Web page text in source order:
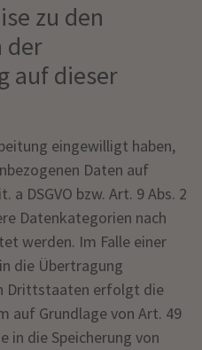
zu den
der
auf dieser
eingewilligt haben,
Daten auf
a DSGVO bzw. Art. 9 Abs. 2
Datenkategorien nach
werden. Im Falle einer
die Übertragung
Drittstaaten erfolgt die
auf Grundlage von Art. 49
in die Speicherung von